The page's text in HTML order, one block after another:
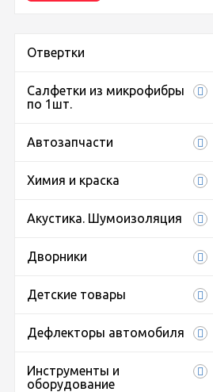
Отвертки
Салфетки из микрофибры
по 1шт.
Автозапчасти
Химия и краска
Акустика. Шумоизоляция
Дворники
Детские товары
Дефлекторы автомобиля
Инструменты и
оборудование